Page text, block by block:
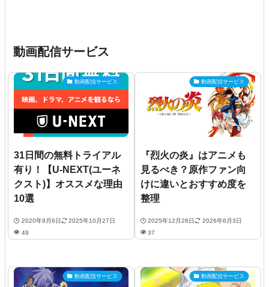
動画配信サービス
動画配信サービス
31日間の無料トライアル
有り！【U-NEXT(ユーネ
クスト)】オススメな理由
10選
2020年9月6日
2025年10月27日
49
動画配信サービス
『烈火の炎』はアニメも
見るべき？原作ファン向
けに違いとおすすめ度を
整理
2025年12月28日
2026年6月3日
37
動画配信サービス 動画配信サービス